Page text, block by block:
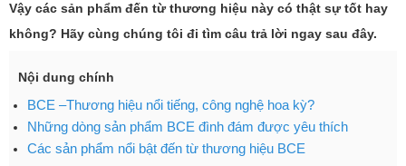
Vậy các sản phẩm đến từ thương hiệu này có thật sự tốt hay
không? Hãy cùng chúng tôi đi tìm câu trả lời ngay sau đây.
Nội dung chính
BCE –Thương hiệu nổi tiếng, công nghệ hoa kỳ?
Những dòng sản phẩm BCE đình đám được yêu thích
Các sản phẩm nổi bật đến từ thương hiệu BCE